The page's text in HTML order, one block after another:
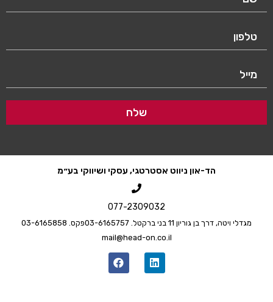
הד-און ניווט אסטרטגי, עסקי ושיווקי בע״מ
077-2309032
מגדלי ויטה, דרך בן גוריון 11 בני ברק טל. 03-6165757
פקס. 03-6165858
mail@head-on.co.il